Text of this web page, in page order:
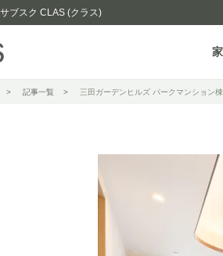
ブスク CLAS (クラス)
記事一覧 三田ガーデンヒルズ パークマンション